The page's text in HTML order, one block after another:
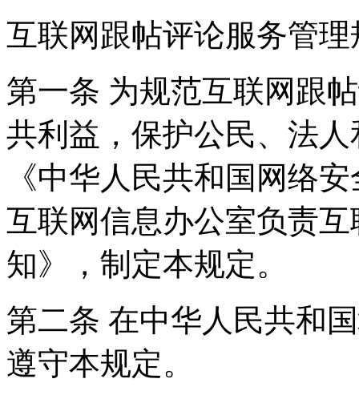
互联网跟帖评论服务管理
第一条 为规范互联网跟
共利益，保护公民、法
《中华人民共和国网络
互联网信息办公室负责
知》，制定本规定。
第二条 在中华人民共和
遵守本规定。